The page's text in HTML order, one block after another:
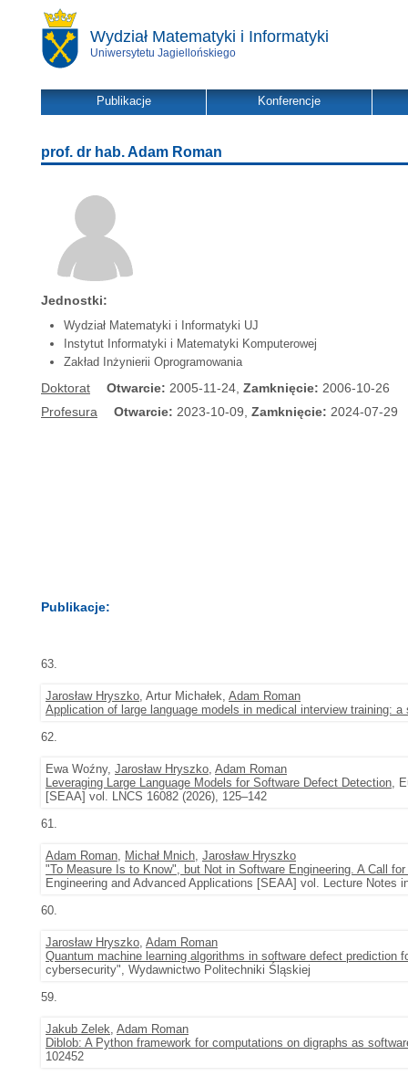
Wydział Matematyki i Informatyki
Uniwersytetu Jagiellońskiego
Publikacje Konferencje
prof. dr hab. Adam Roman
Jednostki:
Wydział Matematyki i Informatyki UJ
Instytut Informatyki i Matematyki Komputerowej
Zakład Inżynierii Oprogramowania
Doktorat Otwarcie: 2005-11-24, Zamknięcie: 2006-10-26
Profesura
Otwarcie: 2023-10-09, Zamknięcie: 2024-07-29
Publikacje:
63.
Jarosław Hryszko, Artur Michałek, Adam Roman
Application of large language models in medical interview training:
62.
Ewa Woźny, Jarosław Hryszko, Adam Roman
Leveraging Large Language Models for Software Defect Detection,
[SEAA] vol. LNCS 16082 (2026), 125–142
61.
Adam Roman, Michał Mnich, Jarosław Hryszko
"To Measure Is to Know", but Not in Software Engineering. A Call
Engineering and Advanced Applications [SEAA] vol. Lecture Notes
60.
Jarosław Hryszko, Adam Roman
Quantum machine learning algorithms in software defect prediction
cybersecurity", Wydawnictwo Politechniki Śląskiej
59.
Jakub Zelek, Adam Roman
Diblob: A Python framework for computations on digraphs as
102452